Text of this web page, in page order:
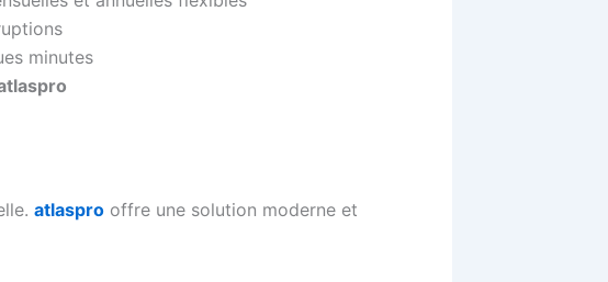
minutes
atlaspro offre une solution moderne et